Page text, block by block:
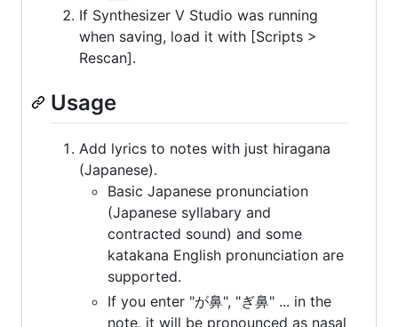
If Synthesizer V Studio was running
when saving, load it with [Scripts >
Rescan].
Usage
Add lyrics to notes with just hiragana
(Japanese).
Basic Japanese pronunciation
(Japanese syllabary and
contracted sound) and some
katakana English pronunciation are
supported.
If you enter "が鼻", "ぎ鼻" ... in the
note, it will be pronounced as nasal